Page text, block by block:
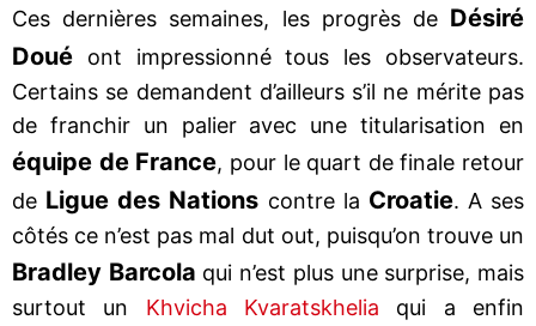
Ces dernières semaines, les progrès de Désiré
Doué
ont impressionné tous les observateurs.
Certains se demandent d’ailleurs s’il ne mérite pas
de franchir un palier avec une titularisation en
équipe de France, pour le quart de finale retour
de Ligue des Nations contre la Croatie. A ses
côtés ce n’est pas mal dut out, puisqu’on trouve un
Bradley Barcola qui n’est plus une surprise, mais
surtout un Khvicha Kvaratskhelia qui a enfin